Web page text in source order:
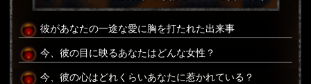
彼があなたの一途な愛に胸を打たれた出来事
今、彼の目に映るあなたはどんな女性？
今、彼の心はどれくらいあなたに惹かれている？